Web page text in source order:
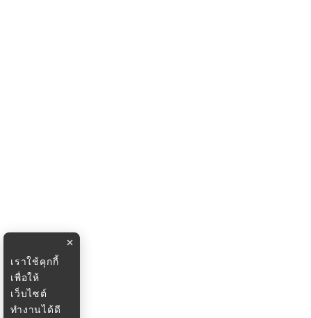
×
เราใช้คุกกี้
เพื่อให้
เว็บไซต์
ทำงานได้ดี